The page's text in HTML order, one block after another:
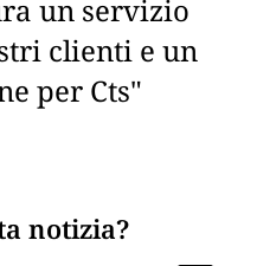
un servizio
clienti e un
per Cts"
notizia?